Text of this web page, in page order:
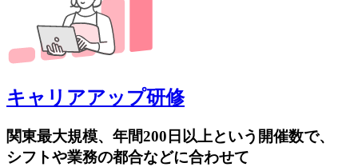
キャリアアップ研修
関東最大規模、年間200日以上という開催数で、
シフトや業務の都合などに合わせて